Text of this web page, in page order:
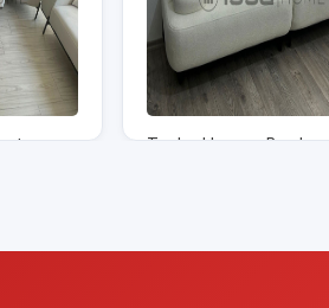
Tugba Hanım - Burdur